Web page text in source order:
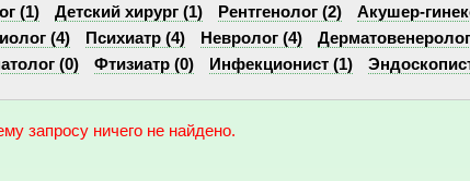
(1) Детский хирург (1) Рентгенолог (2) Акушер-
(4)
Психиатр (4) Невролог (4)
(0)
Фтизиатр (0) Инфекционист (1)
запросу ничего не найдено.